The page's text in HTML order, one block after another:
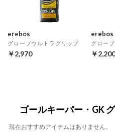
erebos
グローブウルトラグリップ
￥2,970
erebos
グロー
￥
ゴールキーパー・GK
現在おすすめアイテムはありません。